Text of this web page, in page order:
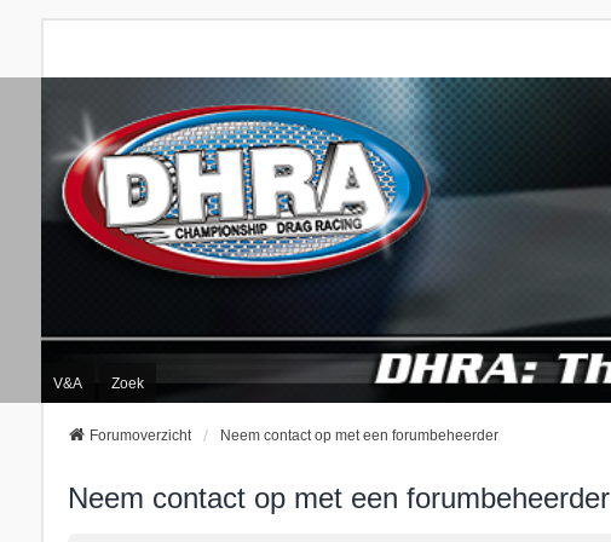
V&A Zoek
Forumoverzicht Neem contact op met een forumbeheerder
Neem contact op met een forumbeheerder